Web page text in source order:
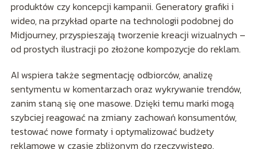
produktów czy koncepcji kampanii. Generatory grafiki i
wideo, na przykład oparte na technologii podobnej do
Midjourney, przyspieszają tworzenie kreacji wizualnych –
od prostych ilustracji po złożone kompozycje do reklam.
AI wspiera także segmentację odbiorców, analizę
sentymentu w komentarzach oraz wykrywanie trendów,
zanim staną się one masowe. Dzięki temu marki mogą
szybciej reagować na zmiany zachowań konsumentów,
testować nowe formaty i optymalizować budżety
reklamowe w czasie zbliżonym do rzeczywistego.